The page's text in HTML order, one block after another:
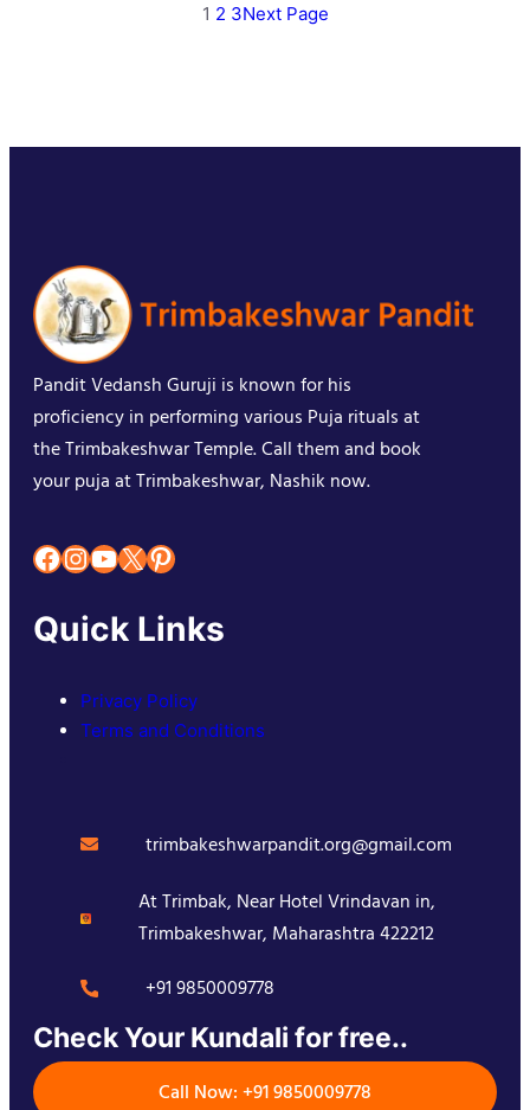
1 2 3Next Page
Pandit Vedansh Guruji is known for his
proficiency in performing various Puja rituals at
the Trimbakeshwar Temple. Call them and book
your puja at Trimbakeshwar, Nashik now.
Facebook InstagramYouTube X Pinterest
Quick Links
Privacy Policy
Terms and Conditions
trimbakeshwarpandit.org@gmail.com
At Trimbak, Near Hotel Vrindavan in,
Trimbakeshwar, Maharashtra 422212
+91 9850009778
Check Your Kundali for free..
Call Now: +91 9850009778